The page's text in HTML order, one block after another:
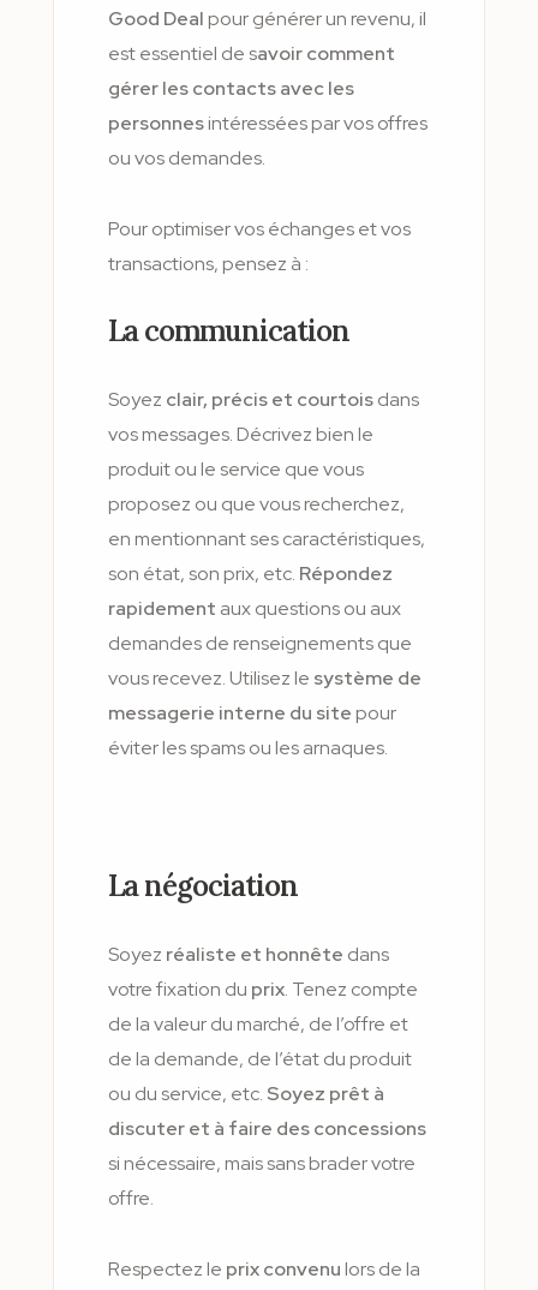
Good Dealpour générer un revenu, il
est essentiel de savoir comment
gérer les contacts avec les
personnesintéressées par vos offres
ou vos demandes.
Pour optimiser vos échanges et vos
transactions, pensez à :
La communication
Soyez clair, précis et courtoisdans
vos messages. Décrivez bien le
produit ou le service que vous
proposez ou que vous recherchez,
en mentionnant ses caractéristiques,
son état, son prix, etc. Répondez
rapidement aux questions ou aux
demandes de renseignements que
vous recevez. Utilisez le système de
messagerie interne du sitepour
éviter les spams ou les arnaques.
La négociation
Soyez réaliste et honnête dans
votre fixation du prix. Tenez compte
de la valeur du marché, de l’offre et
de la demande, de l’état du produit
ou du service, etc. Soyez prêt à
discuter et à faire des concessions
si nécessaire, mais sans brader votre
offre.
Respectez le prix convenulors de la